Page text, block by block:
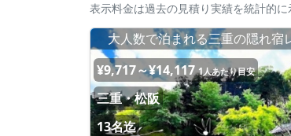
表示料金は過去の見積り実績を統計的
大人数で泊まれる三重の隠れ宿
¥9,717～¥14,117 1人あたり目安
三重・松阪
13名迄